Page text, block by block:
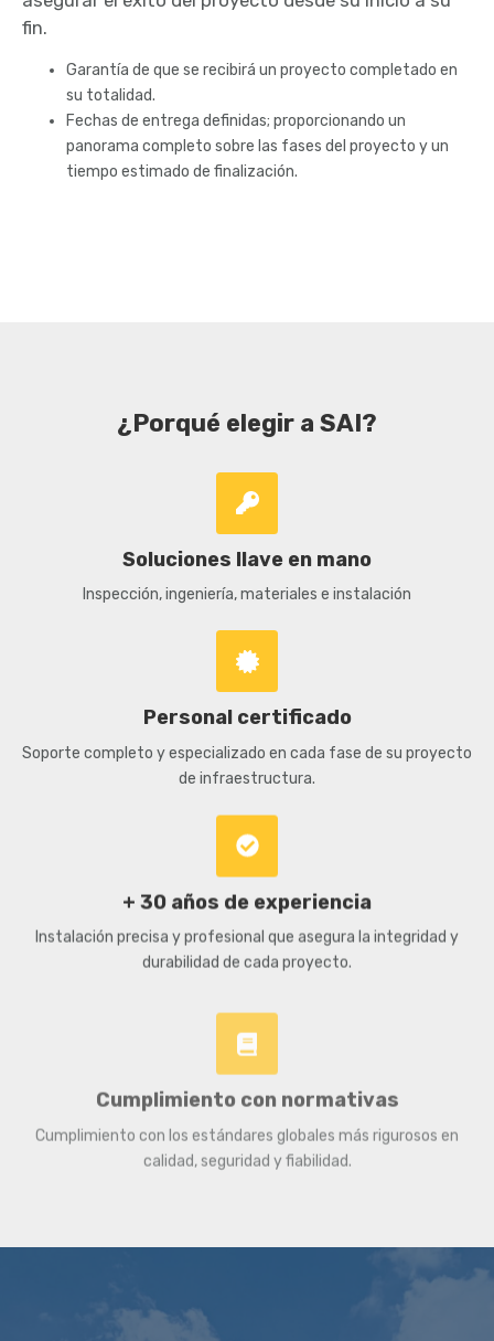
fin.
Garantía de que se recibirá un proyecto completado en
su totalidad.
Fechas de entrega definidas; proporcionando un
panorama completo sobre las fases del proyecto y un
tiempo estimado de finalización.
¿Porqué elegir a SAI?
Soluciones llave en mano
Inspección, ingeniería, materiales e instalación
Personal certificado
Soporte completo y especializado en cada fase de su proyecto
de infraestructura.
+ 30 años de experiencia
Instalación precisa y profesional que asegura la integridad y
durabilidad de cada proyecto.
Cumplimiento con normativas
calidad, seguridad y fiabilidad.